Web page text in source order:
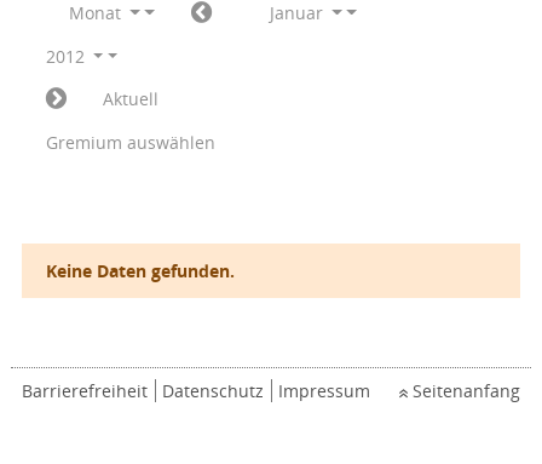
Monat
Januar
2012
Aktuell
Gremium auswählen
Keine Daten gefunden.
Barrierefreiheit Datenschutz Impressum Seitenanfang